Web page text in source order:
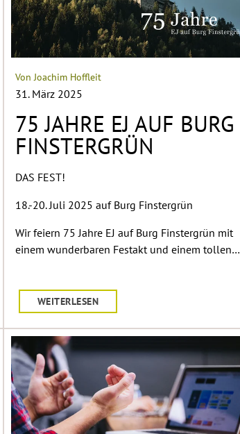
Von Joachim Hoffleit
31. März 2025
75 JAHRE EJ AUF BURG
FINSTERGRÜN
DAS FEST!
18.-20. Juli 2025 auf Burg Finstergrün
Wir feiern 75 Jahre EJ auf Burg Finstergrün mit
einem wunderbaren Festakt und einem tollen…
WEITERLESEN